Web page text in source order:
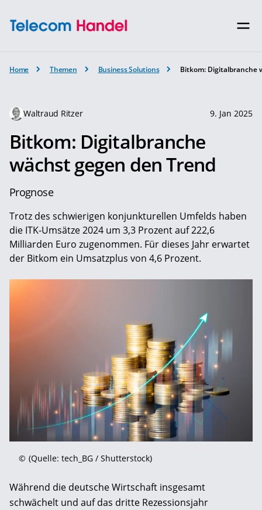
Home Themen Business Solutions Bitkom: Digitalbranche
Waltraud Ritzer 9. Jan 2025
Bitkom: Digitalbranche
wächst gegen den Trend
Prognose
Trotz des schwierigen konjunkturellen Umfelds haben
die ITK-Umsätze 2024 um 3,3 Prozent auf 222,6
Milliarden Euro zugenommen. Für dieses Jahr erwartet
der Bitkom ein Umsatzplus von 4,6 Prozent.
© (Quelle: tech_BG / Shutterstock)
Während die deutsche Wirtschaft insgesamt
schwächelt und auf das dritte Rezessionsjahr